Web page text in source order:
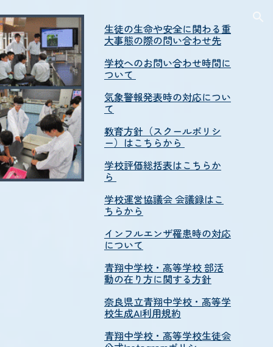
生徒の生命や安全に関わる重
大事態の際の問い合わせ先
学校へのお問い合わせ時間に
ついて
気象警報発表時の対応につい
て
教育方針（スクールポリシ
ー）はこちらから
学校評価総括表はこちらか
ら
学校運営協議会 会議録はこ
ちらから
インフルエンザ罹患時の対応
について
青翔中学校・高等学校 部活
動の在り方に関する方針
奈良県立青翔中学校・高等学
校生成AI利用規約
青翔中学校・高等学校生徒会